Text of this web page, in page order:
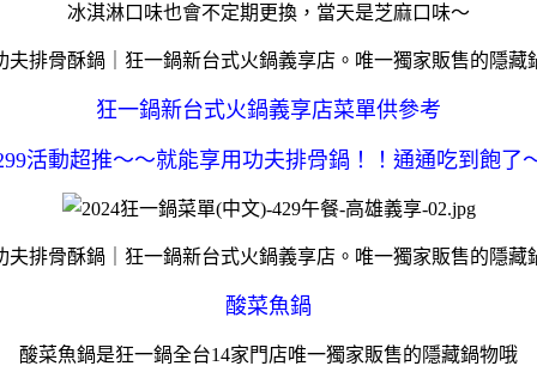
冰淇淋口味也會不定期更換，當天是芝麻口味～
狂一鍋新台式火鍋義享店菜單供參考
活動超推～～就能享用功夫排骨鍋！！通通吃到飽了
酸菜魚鍋
酸菜魚鍋是狂一鍋全台14家門店唯一獨家販售的隱藏鍋物哦